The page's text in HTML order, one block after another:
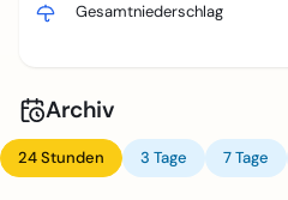
Gesamtniederschlag
Archiv
24 Stunden 3 Tage 7 Tage